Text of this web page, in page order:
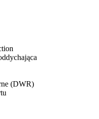
(DWR)